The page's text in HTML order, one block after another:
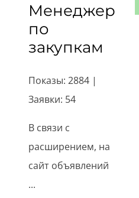
Менеджер
по
закупкам
Показы: 2884 |
Заявки: 54
В связи с
расширением, на
сайт объявлений
...